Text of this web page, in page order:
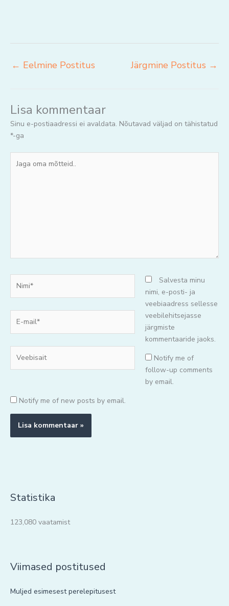
← Eelmine Postitus Järgmine Postitus →
Lisa kommentaar
Sinu e-postiaadressi ei avaldata. Nõutavad väljad on tähistatud
*-ga
oma
mail*
Salvesta minu
nimi, e-posti- ja
veebiaadress sellesse
veebilehitsejasse
järgmiste
kommentaaride jaoks.
Notify me of
follow-up comments
by email.
Notify me of new posts by email.
Statistika
123,080 vaatamist
Viimased postitused
Muljed esimesest perelepitusest